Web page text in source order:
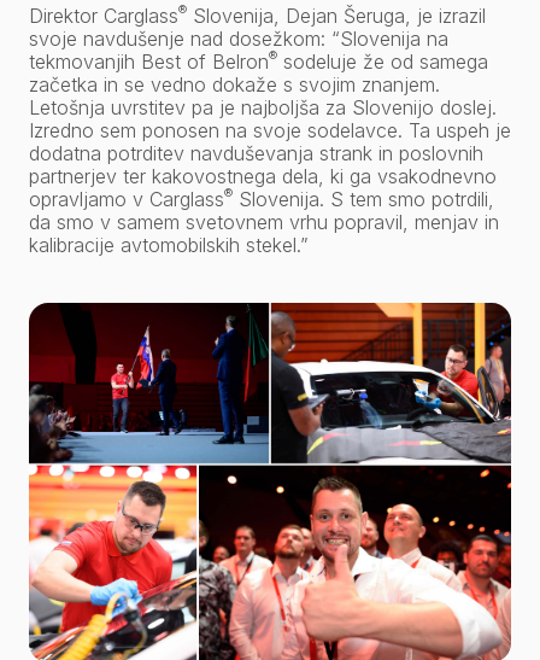
Direktor Carglass® Slovenija, Dejan Šeruga, je izrazil
svoje navdušenje nad dosežkom: “Slovenija na
tekmovanjih Best of Belron® sodeluje že od samega
začetka in se vedno dokaže s svojim znanjem.
Letošnja uvrstitev pa je najboljša za Slovenijo doslej.
Izredno sem ponosen na svoje sodelavce. Ta uspeh je
dodatna potrditev navduševanja strank in poslovnih
partnerjev ter kakovostnega dela, ki ga vsakodnevno
opravljamo v Carglass® Slovenija. S tem smo potrdili,
da smo v samem svetovnem vrhu popravil, menjav in
kalibracije avtomobilskih stekel.”